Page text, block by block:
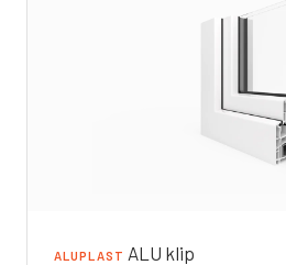
ALUPLAST ALU klip